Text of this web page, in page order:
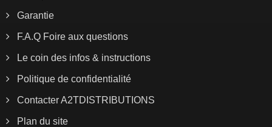
Garantie
F.A.Q Foire aux questions
Le coin des infos & instructions
Politique de confidentialité
Contacter A2TDISTRIBUTIONS
Plan du site